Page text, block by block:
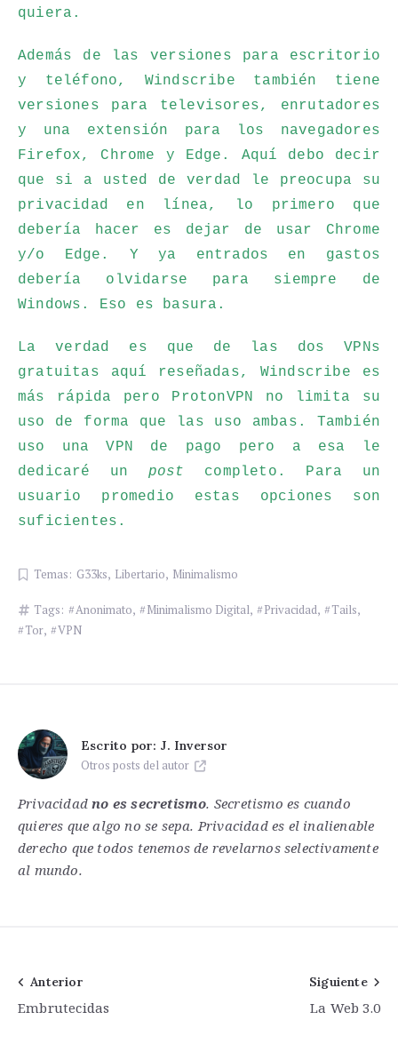
quiera.
Además de las versiones para escritorio
y teléfono, Windscribe también tiene
versiones para televisores, enrutadores
y una extensión para los navegadores
Firefox, Chrome y Edge. Aquí debo decir
que si a usted de verdad le preocupa su
privacidad en línea, lo primero que
debería hacer es dejar de usar Chrome
y/o Edge. Y ya entrados en gastos
debería olvidarse para siempre de
Windows. Eso es basura.
La verdad es que de las dos VPNs
gratuitas aquí reseñadas, Windscribe es
más rápida pero ProtonVPN no limita su
uso de forma que las uso ambas. También
uso una VPN de pago pero a esa le
dedicaré un post completo. Para un
usuario promedio estas opciones son
suficientes.
Temas: G33ks, Libertario, Minimalismo
Tags: Anonimato, Minimalismo Digital, Privacidad, Tails,
Tor, VPN
Escrito por: J. Inversor
Otros posts del autor
Privacidadno es secretismo. Secretismo es cuando
quieres que algo no se sepa. Privacidad es el inalienable
derecho que todos tenemos de revelarnos selectivamente
al mundo.
Navegación
de
Anterior
Embrutecidas
Siguiente
La Web 3.0